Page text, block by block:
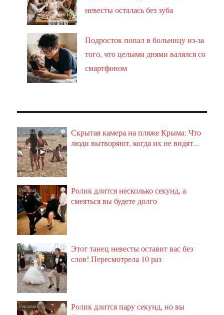
невесты осталась без зуба
Подросток попал в больницу из-за
того, что целыми днями валялся со
смартфоном
i
Скрытая камера на пляже Крыма: Что
люди вытворяют, когда их не видят...
i
Ролик длится несколько секунд, а
смеяться вы будете долго
i
Этот танец невесты оставит вас без
слов! Пересмотрела 10 раз
i
Ролик длится пару секунд, но вы